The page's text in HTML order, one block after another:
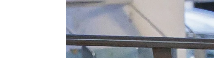
Publicado:19 de agosto de 2025,
En la madrugada del
grave accidente de